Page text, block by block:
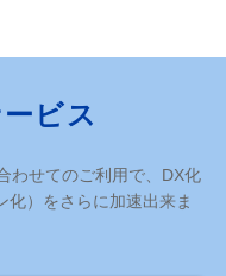
ビス
わせてのご利用で、DX化
化）をさらに加速出来ま